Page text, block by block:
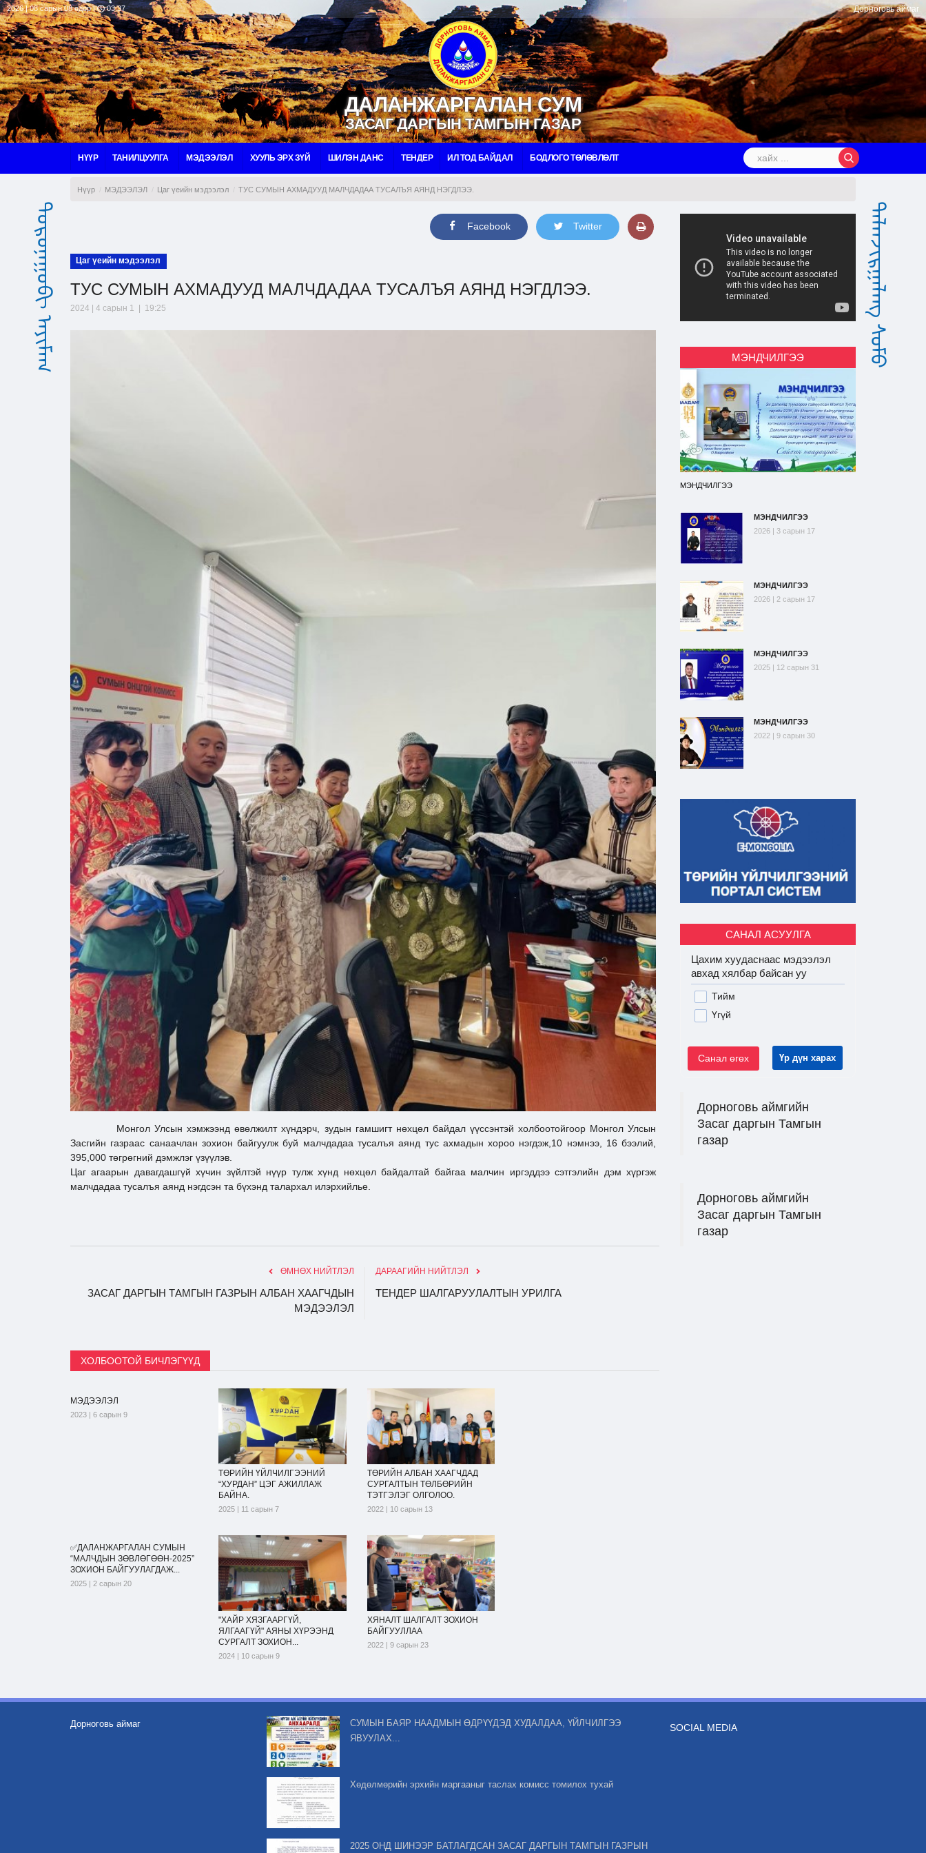
ДАЛАНЖАРГАЛАН СУМ
ЗАСАГ ДАРГЫН ТАМГЫН ГАЗАР
Дорноговь аймаг
2026 | 08 сарын 08 өдөр | 03:37
НҮҮР ТАНИЛЦУУЛГА МЭДЭЭЛЭЛ ХУУЛЬ ЭРХ ЗҮЙ ШИЛЭН ДАНС ТЕНДЕР ИЛ ТОД БАЙДАЛ БОДЛОГО ТӨЛӨВЛӨЛТ
ᠳᠣᠷᠤᠨᠠᠭᠣᠪᠢ ᠠᠶᠢᠮᠠᠭ ᠳᠠᠯᠠᠨᠵᠢᠷᠭᠠᠯᠠᠩ ᠰᠤᠮᠤ
Нүүр МЭДЭЭЛЭЛ Цаг үеийн мэдээлэл ТУС СУМЫН АХМАДУУД МАЛЧДАДАА ТУСАЛЪЯ АЯНД НЭГДЛЭЭ.
Facebook Twitter
Цаг үеийн мэдээлэл
ТУС СУМЫН АХМАДУУД МАЛЧДАДАА ТУСАЛЪЯ АЯНД НЭГДЛЭЭ.
2024 | 4 сарын 1 | 19:25
Монгол Улсын хэмжээнд өвөлжилт хүндэрч, зудын гамшигт нөхцөл байдал үүссэнтэй холбоотойгоор Монгол Улсын
Засгийн газраас санаачлан зохион байгуулж буй малчдадаа тусалъя аянд тус ахмадын хороо нэгдэж,10 нэмнээ, 16 бээлий,
395,000 төгрөгний дэмжлэг үзүүлэв.
Цаг агаарын давагдашгүй хүчин зүйлтэй нүүр тулж хүнд нөхцөл байдалтай байгаа малчин иргэддээ сэтгэлийн дэм хүргэж
малчдадаа тусалъя аянд нэгдсэн та бүхэнд талархал илэрхийлье.
ӨМНӨХ НИЙТЛЭЛ
ЗАСАГ ДАРГЫН ТАМГЫН ГАЗРЫН АЛБАН ХААГЧДЫН
МЭДЭЭЛЭЛ
ДАРААГИЙН НИЙТЛЭЛ
ТЕНДЕР ШАЛГАРУУЛАЛТЫН УРИЛГА
ХОЛБООТОЙ БИЧЛЭГҮҮД
МЭДЭЭЛЭЛ
2023 | 6 сарын 9
ТӨРИЙН ҮЙЛЧИЛГЭЭНИЙ
“ХУРДАН” ЦЭГ АЖИЛЛАЖ
БАЙНА.
2025 | 11 сарын 7
ТӨРИЙН АЛБАН ХААГЧДАД
СУРГАЛТЫН ТӨЛБӨРИЙН
ТЭТГЭЛЭГ ОЛГОЛОО.
2022 | 10 сарын 13
✅ДАЛАНЖАРГАЛАН СУМЫН
“МАЛЧДЫН ЗӨВЛӨГӨӨН-2025”
ЗОХИОН БАЙГУУЛАГДАЖ...
2025 | 2 сарын 20
"ХАЙР ХЯЗГААРГҮЙ,
ЯЛГААГҮЙ" АЯНЫ ХҮРЭЭНД
СУРГАЛТ ЗОХИОН...
2024 | 10 сарын 9
ХЯНАЛТ ШАЛГАЛТ ЗОХИОН
БАЙГУУЛЛАА
2022 | 9 сарын 23
МЭНДЧИЛГЭЭ
МЭНДЧИЛГЭЭ
МЭНДЧИЛГЭЭ
2026 | 3 сарын 17
МЭНДЧИЛГЭЭ
2026 | 2 сарын 17
МЭНДЧИЛГЭЭ
2025 | 12 сарын 31
МЭНДЧИЛГЭЭ
2022 | 9 сарын 30
САНАЛ АСУУЛГА
Цахим хуудаснаас мэдээлэл
авхад хялбар байсан уу
Тийм
Үгүй
Санал өгөх Үр дүн харах
Дорноговь аймгийн
Засаг даргын Тамгын
газар
Дорноговь аймгийн
Засаг даргын Тамгын
газар
Дорноговь аймаг
СУМЫН БАЯР НААДМЫН ӨДРҮҮДЭД ХУДАЛДАА, ҮЙЛЧИЛГЭЭ
ЯВУУЛАХ...
Хөдөлмөрийн эрхийн маргааныг таслах комисс томилох тухай
2025 ОНД ШИНЭЭР БАТЛАГДСАН ЗАСАГ ДАРГЫН ТАМГЫН ГАЗРЫН
SOCIAL MEDIA